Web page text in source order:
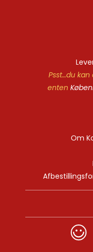
Psst…du
enten
Om